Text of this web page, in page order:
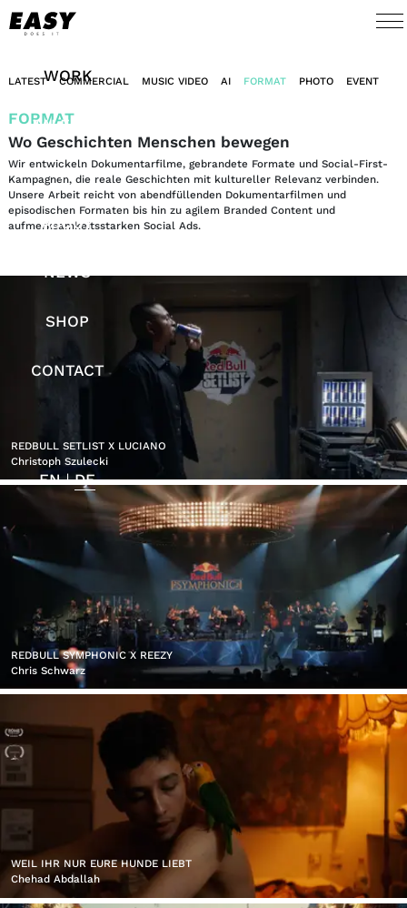
WORK
TALENTS
AI
ABOUT
NEWS
SHOP
CONTACT
EN | DE
LATEST COMMERCIAL MUSIC VIDEO AI FORMAT PHOTO EVENT
FORMAT
Wo Geschichten Menschen bewegen
Wir entwickeln Dokumentarfilme, gebrandete Formate und Social-First-
Kampagnen, die reale Geschichten mit kultureller Relevanz verbinden.
Unsere Arbeit reicht von abendfüllenden Dokumentarfilmen und
episodischen Formaten bis hin zu agilem Branded Content und
aufmerksamkeitsstarken Social Ads.
REDBULL SETLIST X LUCIANO
Christoph Szulecki
REDBULL SYMPHONIC X REEZY
Chris Schwarz
WEIL IHR NUR EURE HUNDE LIEBT
Chehad Abdallah